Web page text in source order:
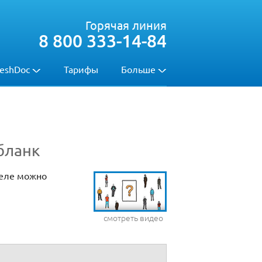
Тарифы Больше
Горячая линия
8 800 333-14-84
смотреть видео
можно